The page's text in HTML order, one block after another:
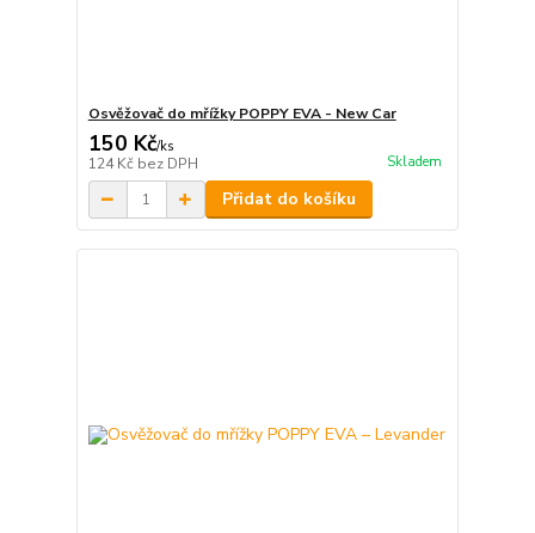
Osvěžovač do mřížky POPPY EVA - New Car
150 Kč/ks
124 Kč bez DPH Skladem
Přidat do košíku